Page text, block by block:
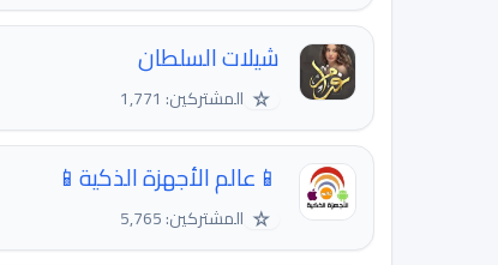
شيلات السلطان
☆ المشتركين: 1,771
📱عالم الأجهزة الذكية📱
☆ المشتركين: 5,765